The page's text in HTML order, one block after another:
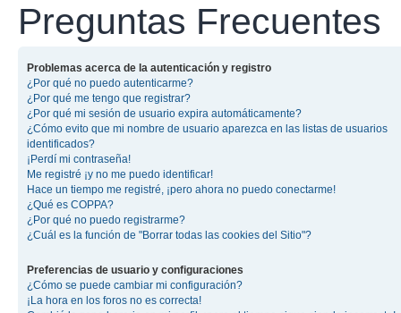
Preguntas Frecuentes
Problemas acerca de la autenticación y registro
¿Por qué no puedo autenticarme?
¿Por qué me tengo que registrar?
¿Por qué mi sesión de usuario expira automáticamente?
¿Cómo evito que mi nombre de usuario aparezca en las listas de usuarios
identificados?
¡Perdí mi contraseña!
Me registré ¡y no me puedo identificar!
Hace un tiempo me registré, ¡pero ahora no puedo conectarme!
¿Qué es COPPA?
¿Por qué no puedo registrarme?
¿Cuál es la función de "Borrar todas las cookies del Sitio"?
Preferencias de usuario y configuraciones
¿Cómo se puede cambiar mi configuración?
¡La hora en los foros no es correcta!